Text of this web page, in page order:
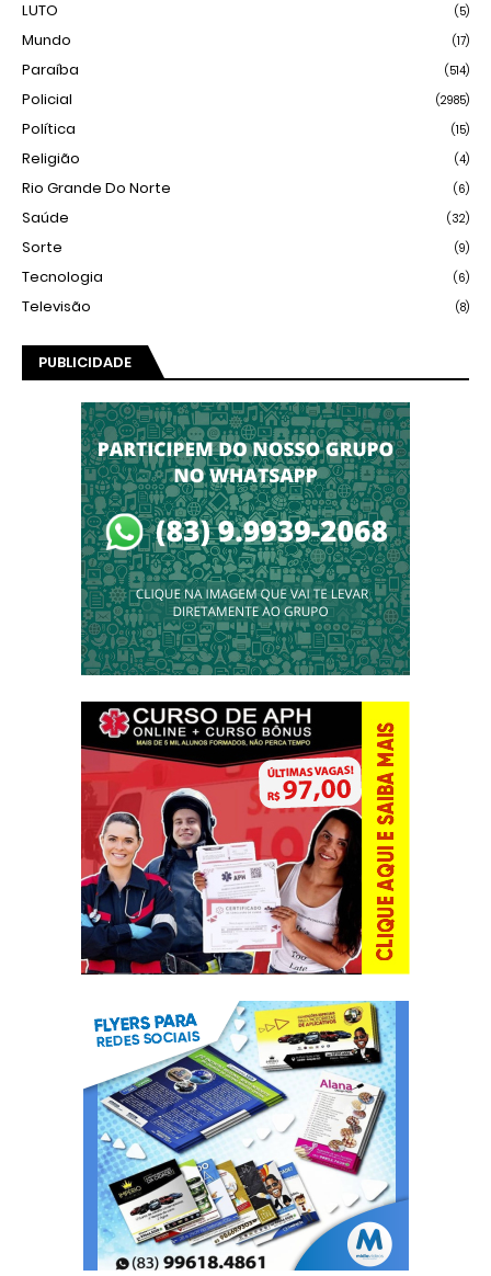
LUTO (5)
Mundo (17)
Paraíba (514)
Policial (2985)
Política (15)
Religião (4)
Rio Grande Do Norte (6)
Saúde (32)
Sorte (9)
Tecnologia (6)
Televisão (8)
PUBLICIDADE